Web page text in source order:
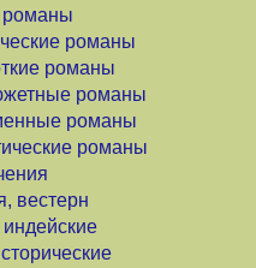
романы
романы
романы
романы
романы
вестерн